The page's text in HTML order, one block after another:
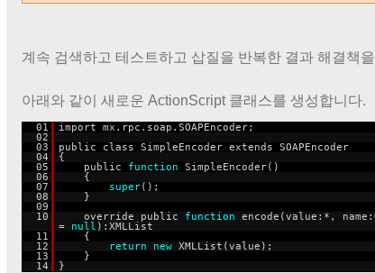
계속 검색하고 테스트하고 삽질을 반복한 결과 해결책
아래와 같이 새로운 ActionScript 클래스를 생성합니다.
01
import mx.rpc.soap.SOAPEncoder;
02
03
public class SimpleEncoder extends SOAPEncoder
04
{
05
public function
SimpleEncoder()
06
{
07
super();
08
}
09
10
override public function encode(value:*,
= null ):XMLList
11
{
12
return new XMLList(value);
13
}
14
}